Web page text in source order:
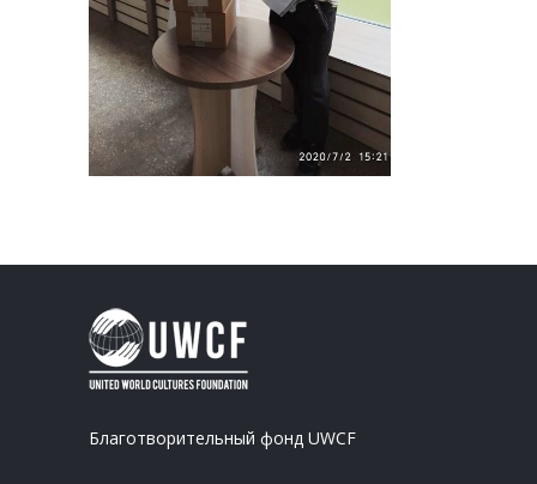
Благотворительный фонд UWCF